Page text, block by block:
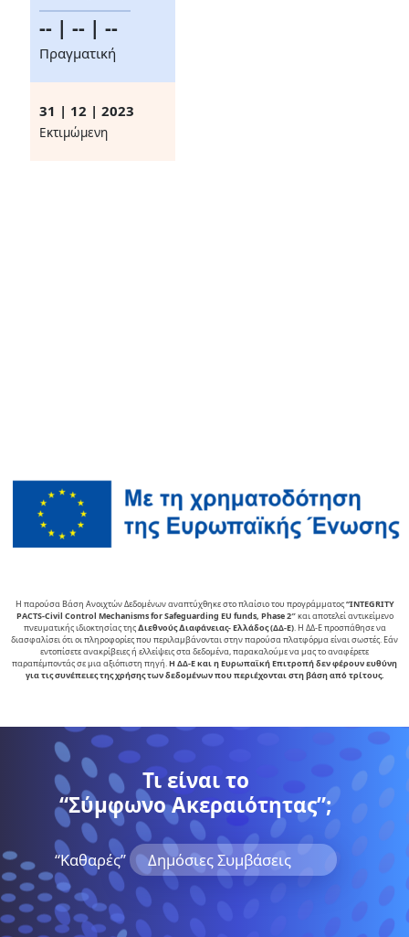
-- | -- | --
Πραγματική
31 | 12 | 2023
Eκτιμώμενη
Η παρούσα Βάση Ανοιχτών Δεδομένων αναπτύχθηκε στο πλαίσιο του προγράμματος“INTEGRITY
PACTS-Civil Control Mechanisms for Safeguarding EU funds, Phase 2″και αποτελεί αντικείµενο
πνευµατικής ιδιοκτησίας της∆ιεθνούς ∆ιαφάνειας- Ελλάδος (ΔΔ-Ε). Η ΔΔ-Ε προσπάθησε να
διασφαλίσει ότι οι πληροφορίες που περιλαμβάνονται στην παρούσα πλατφόρμα είναι σωστές. Εάν
εντοπίσετε ανακρίβειες ή ελλείψεις στα δεδομένα, παρακαλούμε να μας το αναφέρετε
παραπέμποντάς σε μια αξιόπιστη πηγή.Η ΔΔ-Ε και η Ευρωπαϊκή Επιτροπή δεν φέρουν ευθύνη
για τις συνέπειες της χρήσης των δεδομένων που περιέχονται στη βάση από τρίτους.
Τι είναι το
“Σύμφωνο Ακεραιότητας”;
“Kαθαρές” Δημόσιες Συμβάσεις